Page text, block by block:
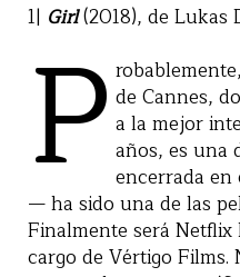
1| Girl(2018), de Lukas
P de Cannes,
a la mejor
años, es una
encerrada
— ha sido una de las
Finalmente será Netflix
cargo de Vértigo